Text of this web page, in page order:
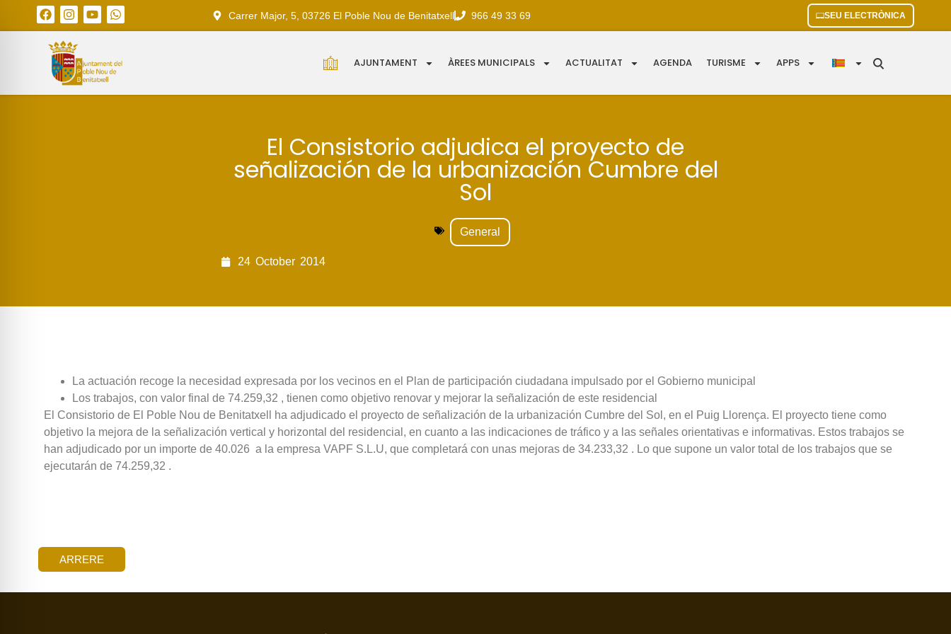
Carrer Major, 5, 03726 El Poble Nou de Benitatxell 966 49 33 69 SEU ELECTRÒNICA
AJUNTAMENT ÀREES MUNICIPALS ACTUALITAT AGENDA TURISME APPS
El Consistorio adjudica el proyecto de
señalización de la urbanización Cumbre del
Sol
General
24 October 2014
La actuación recoge la necesidad expresada por los vecinos en el Plan de participación ciudadana impulsado por el Gobierno municipal
Los trabajos, con valor final de 74.259,32 , tienen como objetivo renovar y mejorar la señalización de este residencial
El Consistorio de El Poble Nou de Benitatxell ha adjudicado el proyecto de señalización de la urbanización Cumbre del Sol, en el Puig Llorença. El proyecto tiene como
objetivo la mejora de la señalización vertical y horizontal del residencial, en cuanto a las indicaciones de tráfico y a las señales orientativas e informativas. Estos trabajos se
han adjudicado por un importe de 40.026  a la empresa VAPF S.L.U, que completará con unas mejoras de 34.233,32 . Lo que supone un valor total de los trabajos que se
ejecutarán de 74.259,32 .
ARRERE